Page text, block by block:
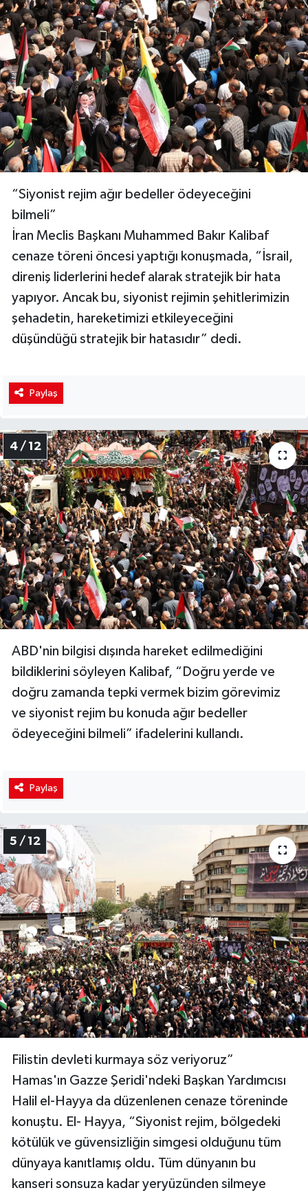
“Siyonist rejim ağır bedeller ödeyeceğini
bilmeli”
İran Meclis Başkanı Muhammed Bakır Kalibaf
cenaze töreni öncesi yaptığı konuşmada, “İsrail,
direniş liderlerini hedef alarak stratejik bir hata
yapıyor. Ancak bu, siyonist rejimin şehitlerimizin
şehadetin, hareketimizi etkileyeceğini
düşündüğü stratejik bir hatasıdır” dedi.
Paylaş
4 / 12
ABD'nin bilgisi dışında hareket edilmediğini
bildiklerini söyleyen Kalibaf, “Doğru yerde ve
doğru zamanda tepki vermek bizim görevimiz
ve siyonist rejim bu konuda ağır bedeller
ödeyeceğini bilmeli” ifadelerini kullandı.
Paylaş
5 / 12
Filistin devleti kurmaya söz veriyoruz”
Hamas'ın Gazze Şeridi'ndeki Başkan Yardımcısı
Halil el-Hayya da düzenlenen cenaze töreninde
konuştu. El- Hayya, “Siyonist rejim, bölgedeki
kötülük ve güvensizliğin simgesi olduğunu tüm
dünyaya kanıtlamış oldu. Tüm dünyanın bu
kanseri sonsuza kadar yeryüzünden silmeye